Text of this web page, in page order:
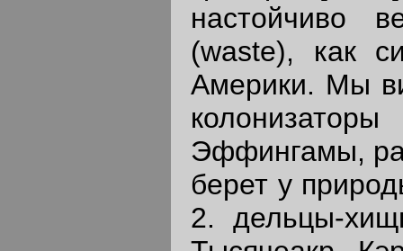
настойчиво
(waste), как
Америки. Мы
Эффингамы,
берет у
2. дельцы-